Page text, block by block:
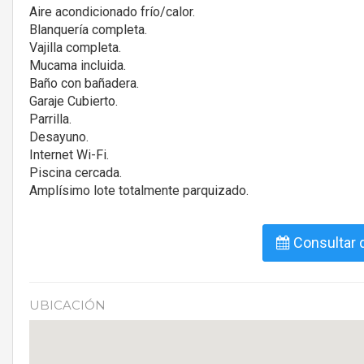
Aire acondicionado frío/calor.
Blanquería completa.
Vajilla completa.
Mucama incluida.
Baño con bañadera.
Garaje Cubierto.
Parrilla.
Desayuno.
Internet Wi-Fi.
Piscina cercada.
Amplísimo lote totalmente parquizado.
Consultar
UBICACIÓN